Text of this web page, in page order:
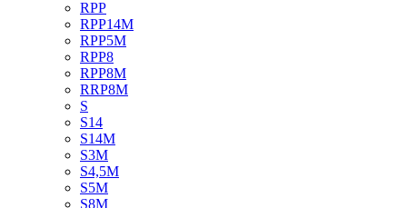
RPP
RPP14M
RPP5M
RPP8
RPP8M
RRP8M
S
S14
S14M
S3M
S4,5M
S5M
S8M